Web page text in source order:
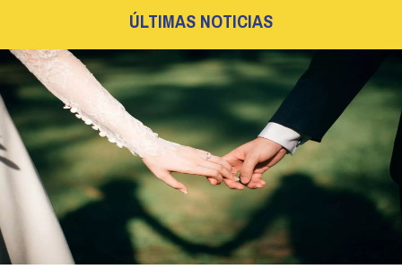
ÚLTIMAS NOTICIAS